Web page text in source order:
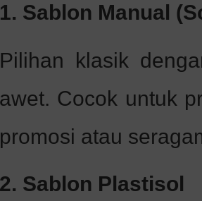
1. Sablon Manual
Pilihan klasik
awet. Cocok untuk
promosi atau
2. Sablon Plastisol